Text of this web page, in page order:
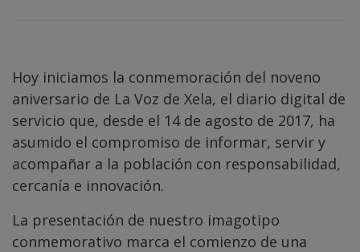
Hoy iniciamos la conmemoración del noveno
aniversario de La Voz de Xela, el diario digital de
servicio que, desde el 14 de agosto de 2017, ha
asumido el compromiso de informar, servir y
acompañar a la población con responsabilidad,
cercanía e innovación.
La presentación de nuestro imagotipo
conmemorativo marca el comienzo de una